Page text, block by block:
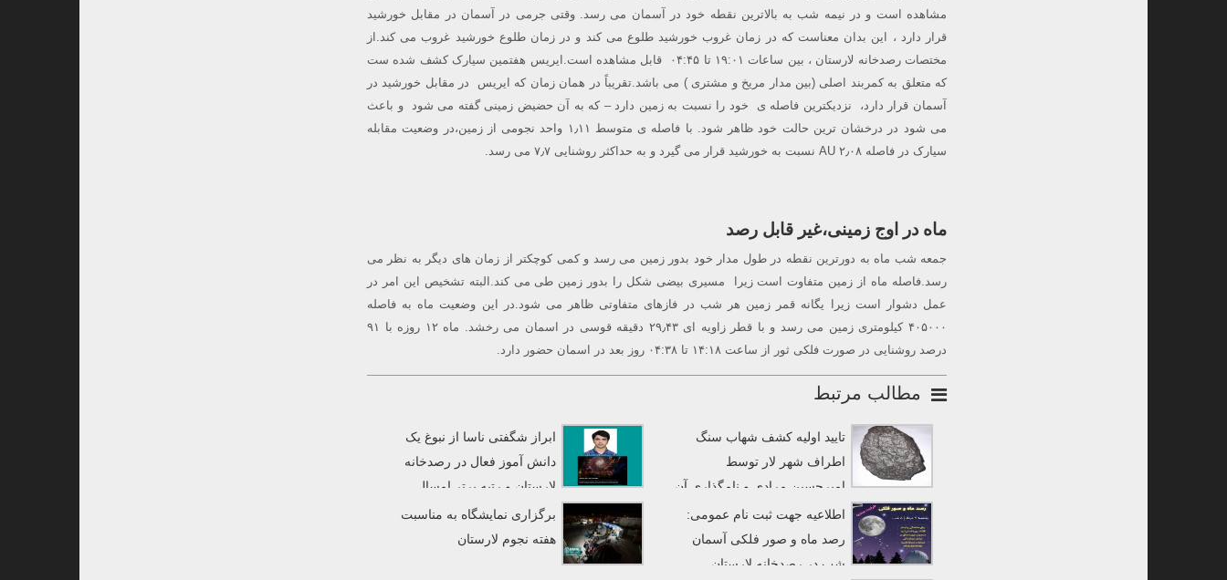
مشاهده است و در نیمه شب به بالاترین نقطه خود در آسمان می رسد. وقتی جرمی در آسمان در مقابل خورشید
قرار دارد ، این بدان معناست که در زمان غروب خورشید طلوع می کند و در زمان طلوع خورشید غروب می کند.از
مختصات رصدخانه لارستان ، بین ساعات ۱۹:۰۱ تا ۰۴:۴۵ قابل مشاهده است.ایریس هفتمین سیارک کشف شده ست
که متعلق به کمربند اصلی (بین مدار مریخ و مشتری ) می باشد.تقریباً در همان زمان که ایریس در مقابل خورشید در
آسمان قرار دارد، نزدیکترین فاصله ی خود را نسبت به زمین دارد – که به آن حضیض زمینی گفته می شود و باعث
می شود در درخشان ترین حالت خود ظاهر شود. با فاصله ی متوسط ۱٫۱۱ واحد نجومی از زمین،در وضعیت مقابله
سیارک در فاصله ۲٫۰۸ AU نسبت به خورشید قرار می گیرد و به حداکثر روشنایی ۷٫۷ می رسد.
ماه در اوج زمینی،غیر قابل رصد
جمعه شب ماه به دورترین نقطه در طول مدار خود بدور زمین می رسد و کمی کوچکتر از زمان های دیگر به نظر می
رسد.فاصله ماه از زمین متفاوت است زیرا مسیری بیضی شکل را بدور زمین طی می کند.البته تشخیص این امر در
عمل دشوار است زیرا یگانه قمر زمین هر شب در فازهای متفاوتی ظاهر می شود.در این وضعیت ماه به فاصله
۴۰۵۰۰۰ کیلومتری زمین می رسد و با قطر زاویه ای ۲۹٫۴۳ دقیقه قوسی در اسمان می رخشد. ماه ۱۲ روزه با ۹۱
درصد روشنایی در صورت فلکی ثور از ساعت ۱۴:۱۸ تا ۰۴:۳۸ روز بعد در اسمان حضور دارد.
مطالب مرتبط
تایید اولیه کشف شهاب سنگ
اطراف شهر لار توسط
امیرحسین مرادی و نامگذاری آن
به «رصدخانه لارستان »
ابراز شگفتی ناسا از نبوغ یک
دانش آموز فعال در رصدخانه
لارستان و رتبه برتر امسال
مسابقات پردازش تصاویر ناسا
اطلاعیه جهت ثبت نام عمومی:
رصد ماه و صور فلکی آسمان
شب در رصدخانه لارستان
برگزاری نمایشگاه به مناسبت
هفته نجوم لارستان